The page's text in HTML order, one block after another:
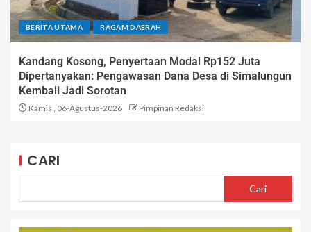
BERITA UTAMA RAGAM DAERAH
Kandang Kosong, Penyertaan Modal Rp152 Juta
Dipertanyakan: Pengawasan Dana Desa di Simalungun
Kembali Jadi Sorotan
Kamis , 06-Agustus-2026 Pimpinan Redaksi
CARI
Cari